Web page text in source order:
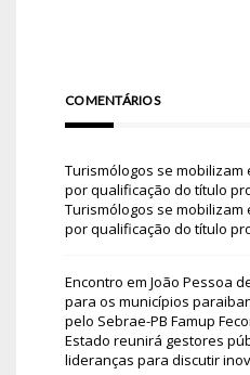
COMENTÁRIOS
Turismólogos se mobilizam
por qualificação do título
Turismólogos se mobilizam
por qualificação do título
Encontro em João Pessoa
para os municípios
pelo Sebrae-PB Famup
Estado reunirá gestores
lideranças para discutir